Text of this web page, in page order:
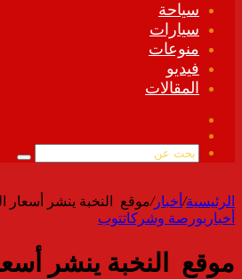
سياحة
سيارات
منوعات
فيديو
المقالات
الموقع
بحث
الرئيسية/ أخبار/موقع النخبة ينشر أسعار
أخبار بورصة وشركاتتوب
موقع النخبة ينشر أسعار